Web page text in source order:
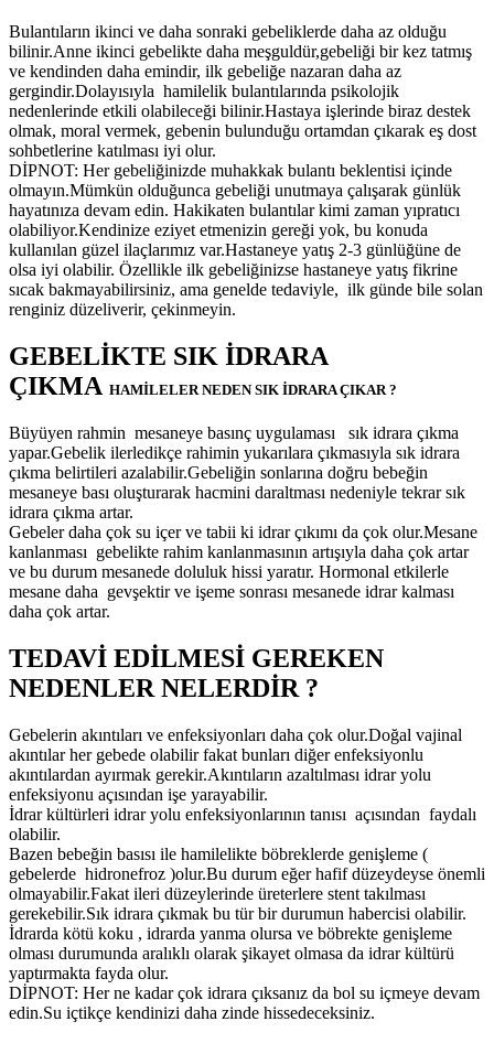
Bulantıların ikinci ve daha sonraki gebeliklerde daha az olduğu
bilinir.Anne ikinci gebelikte daha meşguldür,gebeliği bir kez tatmış
ve kendinden daha emindir, ilk gebeliğe nazaran daha az
gergindir.Dolayısıyla hamilelik bulantılarında psikolojik
nedenlerinde etkili olabileceği bilinir.Hastaya işlerinde biraz destek
olmak, moral vermek, gebenin bulunduğu ortamdan çıkarak eş dost
sohbetlerine katılması iyi olur.
DİPNOT: Her gebeliğinizde muhakkak bulantı beklentisi içinde
olmayın.Mümkün olduğunca gebeliği unutmaya çalışarak günlük
hayatınıza devam edin. Hakikaten bulantılar kimi zaman yıpratıcı
olabiliyor.Kendinize eziyet etmenizin gereği yok, bu konuda
kullanılan güzel ilaçlarımız var.Hastaneye yatış 2-3 günlüğüne de
olsa iyi olabilir. Özellikle ilk gebeliğinizse hastaneye yatış fikrine
sıcak bakmayabilirsiniz, ama genelde tedaviyle, ilk günde bile solan
renginiz düzeliverir, çekinmeyin.
GEBELİKTE SIK İDRARA
ÇIKMA HAMİLELER NEDEN SIK İDRARA ÇIKAR ?
Büyüyen rahmin mesaneye basınç uygulaması sık idrara çıkma
yapar.Gebelik ilerledikçe rahimin yukarılara çıkmasıyla sık idrara
çıkma belirtileri azalabilir.Gebeliğin sonlarına doğru bebeğin
mesaneye bası oluşturarak hacmini daraltması nedeniyle tekrar sık
idrara çıkma artar.
Gebeler daha çok su içer ve tabii ki idrar çıkımı da çok olur.Mesane
kanlanması gebelikte rahim kanlanmasının artışıyla daha çok artar
ve bu durum mesanede doluluk hissi yaratır. Hormonal etkilerle
mesane daha gevşektir ve işeme sonrası mesanede idrar kalması
daha çok artar.
TEDAVİ EDİLMESİ GEREKEN
NEDENLER NELERDİR ?
Gebelerin akıntıları ve enfeksiyonları daha çok olur.Doğal vajinal
akıntılar her gebede olabilir fakat bunları diğer enfeksiyonlu
akıntılardan ayırmak gerekir.Akıntıların azaltılması idrar yolu
enfeksiyonu açısından işe yarayabilir.
İdrar kültürleri idrar yolu enfeksiyonlarının tanısı açısından faydalı
olabilir.
Bazen bebeğin basısı ile hamilelikte böbreklerde genişleme (
gebelerde hidronefroz )olur.Bu durum eğer hafif düzeydeyse önemli
olmayabilir.Fakat ileri düzeylerinde üreterlere stent takılması
gerekebilir.Sık idrara çıkmak bu tür bir durumun habercisi olabilir.
İdrarda kötü koku , idrarda yanma olursa ve böbrekte genişleme
olması durumunda aralıklı olarak şikayet olmasa da idrar kültürü
yaptırmakta fayda olur.
DİPNOT: Her ne kadar çok idrara çıksanız da bol su içmeye devam
edin.Su içtikçe kendinizi daha zinde hissedeceksiniz.